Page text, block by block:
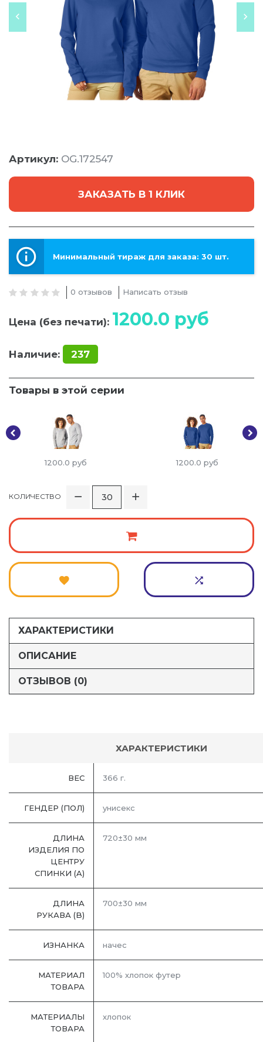
Артикул: OG.172547
ЗАКАЗАТЬ В 1 КЛИК
Минимальный тираж для заказа: 30 шт.
0 отзывов Написать отзыв
Цена (без печати): 1200.0 руб
Наличие: 237
Товары в этой серии
1200.0 руб 1200.0 руб
КОЛИЧЕСТВО
ХАРАКТЕРИСТИКИ
ОПИСАНИЕ
ОТЗЫВОВ (0)
ХАРАКТЕРИСТИКИ
ВЕС 366 г.
ГЕНДЕР (ПОЛ) унисекс
ДЛИНА
ИЗДЕЛИЯ ПО
ЦЕНТРУ
СПИНКИ (A)
720±30 мм
ДЛИНА
РУКАВА (B)
700±30 мм
ИЗНАНКА начес
МАТЕРИАЛ
ТОВАРА
100% хлопок футер
МАТЕРИАЛЫ
ТОВАРА
хлопок